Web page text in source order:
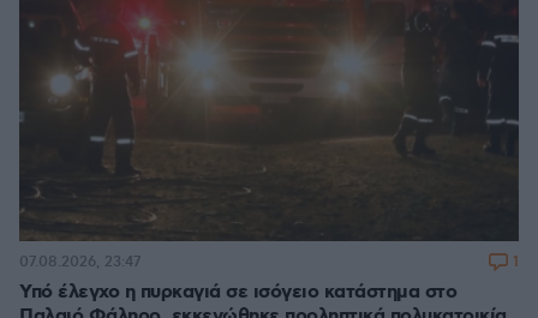
Υπό έλεγχο η πυρκαγιά σε ισόγειο κατάστημα στο
07.08.2026, 23:47 1